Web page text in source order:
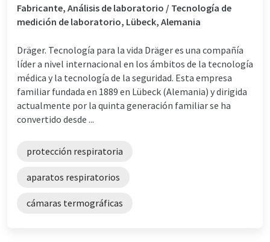
Fabricante, Análisis de laboratorio / Tecnología de
medición de laboratorio, Lübeck, Alemania
Dräger. Tecnología para la vida Dräger es una compañía
líder a nivel internacional en los ámbitos de la tecnología
médica y la tecnología de la seguridad. Esta empresa
familiar fundada en 1889 en Lübeck (Alemania) y dirigida
actualmente por la quinta generación familiar se ha
convertido desde ...
protección respiratoria
aparatos respiratorios
cámaras termográficas